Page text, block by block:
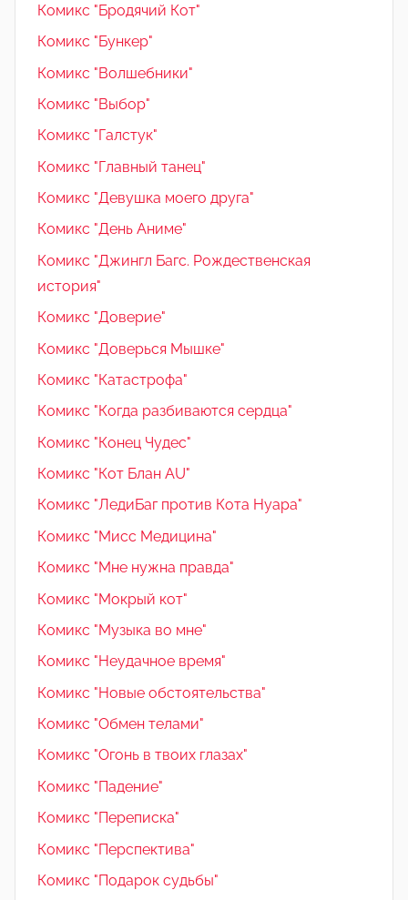
Комикс "Бродячий Кот"
Комикс "Бункер"
Комикс "Волшебники"
Комикс "Выбор"
Комикс "Галстук"
Комикс "Главный танец"
Комикс "Девушка моего друга"
Комикс "День Аниме"
Комикс "Джингл Багс. Рождественская
история"
Комикс "Доверие"
Комикс "Доверься Мышке"
Комикс "Катастрофа"
Комикс "Когда разбиваются сердца"
Комикс "Конец Чудес"
Комикс "Кот Блан AU"
Комикс "ЛедиБаг против Кота Нуара"
Комикс "Мисс Медицина"
Комикс "Мне нужна правда"
Комикс "Мокрый кот"
Комикс "Музыка во мне"
Комикс "Неудачное время"
Комикс "Новые обстоятельства"
Комикс "Обмен телами"
Комикс "Огонь в твоих глазах"
Комикс "Падение"
Комикс "Переписка"
Комикс "Перспектива"
Комикс "Подарок судьбы"